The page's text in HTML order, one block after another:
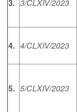
3. 3/CLXIV/2023
4. 4/CLXIV/2023
5. 5/CLXIV/2023